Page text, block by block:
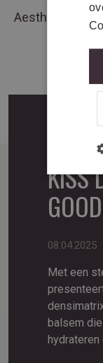
Aesthetic
HA
KISS
08.04.2025
Met een
balsem